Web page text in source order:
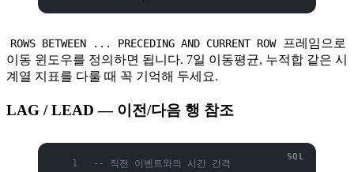
ROWS BETWEEN ... PRECEDING AND CURRENT ROW
프레임으로
이동 윈도우를 정의하면 됩니다. 7일 이동평균, 누적합 같은 시
계열 지표를 다룰 때 꼭 기억해 두세요.
LAG / LEAD — 이전/다음 행 참조
-- 직전 이벤트와의 시간 간격